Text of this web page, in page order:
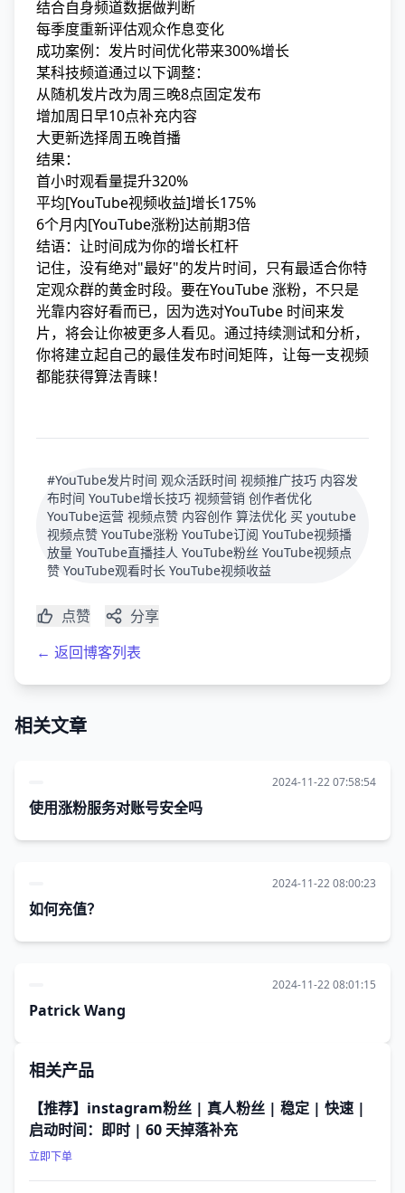
结合自身频道数据做判断
每季度重新评估观众作息变化
成功案例：发片时间优化带来300%增长
某科技频道通过以下调整：
从随机发片改为周三晚8点固定发布
增加周日早10点补充内容
大更新选择周五晚首播
结果：
首小时观看量提升320%
平均[YouTube视频收益]增长175%
6个月内[YouTube涨粉]达前期3倍
结语：让时间成为你的增长杠杆
记住，没有绝对"最好"的发片时间，只有最适合你特
定观众群的黄金时段。 要在YouTube 涨粉，不只是
光靠内容好看而已，因为选对YouTube 时间来发
片，将会让你被更多人看见。通过持续测试和分析，
你将建立起自己的最佳发布时间矩阵，让每一支视频
都能获得算法青睐！
#YouTube发片时间 观众活跃时间 视频推广技巧 内容发
布时间 YouTube增长技巧 视频营销 创作者优化
YouTube运营 视频点赞 内容创作 算法优化 买 youtube
视频点赞 YouTube涨粉 YouTube订阅 YouTube视频播
放量 YouTube直播挂人 YouTube粉丝 YouTube视频点
赞 YouTube观看时长 YouTube视频收益
点赞
分享
← 返回博客列表
相关文章
2024-11-22 07:58:54
使用涨粉服务对账号安全吗
2024-11-22 08:00:23
如何充值？
2024-11-22 08:01:15
Patrick Wang
相关产品
【推荐】instagram粉丝 | 真人粉丝 | 稳定 | 快速 |
启动时间：即时 | 60 天掉落补充
立即下单